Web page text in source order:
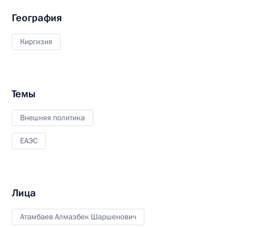
География
Киргизия
Темы
Внешняя политика
ЕАЭС
Лица
Атамбаев Алмазбек Шаршенович